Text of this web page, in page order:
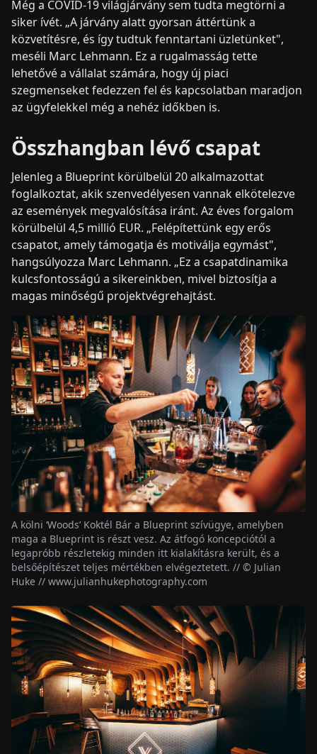
Még a COVID-19 világjárvány sem tudta megtörni a
siker ívét. „A járvány alatt gyorsan áttértünk a
közvetítésre, és így tudtuk fenntartani üzletünket",
meséli Marc Lehmann. Ez a rugalmasság tette
lehetővé a vállalat számára, hogy új piaci
szegmenseket fedezzen fel és kapcsolatban maradjon
az ügyfelekkel még a nehéz időkben is.
Összhangban lévő csapat
Jelenleg a Blueprint körülbelül 20 alkalmazottat
foglalkoztat, akik szenvedélyesen vannak elkötelezve
az események megvalósítása iránt. Az éves forgalom
körülbelül 4,5 millió EUR. „Felépítettünk egy erős
csapatot, amely támogatja és motiválja egymást",
hangsúlyozza Marc Lehmann. „Ez a csapatdinamika
kulcsfontosságú a sikereinkben, mivel biztosítja a
magas minőségű projektvégrehajtást.
A kölni ‘Woods’ Koktél Bár a Blueprint szívügye, amelyben
maga a Blueprint is részt vesz. Az átfogó koncepciótól a
legapróbb részletekig minden itt kialakításra került, és a
belsőépítészet teljes mértékben elvégeztetett. // © Julian
Huke // www.julianhukephotography.com